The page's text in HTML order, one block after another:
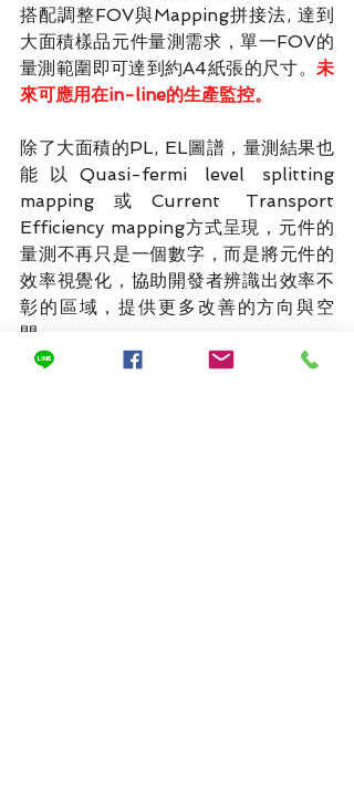
搭配調整FOV與Mapping拼接法, 達到
大面積樣品元件量測需求，單一FOV的
量測範圍即可達到約A4紙張的尺寸。 未
來可應用在in-line的生產監控。
除了大面積的PL, EL圖譜，量測結果也
能以Quasi-fermi level splitting
mapping或Current Transport
Efficiency mapping方式呈現，元件的
量測不再只是一個數字，而是將元件的
效率視覺化，協助開發者辨識出效率不
彰的區域，提供更多改善的方向與空
間。